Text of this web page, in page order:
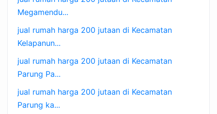
Megamendu...
jual rumah harga 200 jutaan di Kecamatan
Kelapanun...
jual rumah harga 200 jutaan di Kecamatan
Parung Pa...
jual rumah harga 200 jutaan di Kecamatan
Parung ka...